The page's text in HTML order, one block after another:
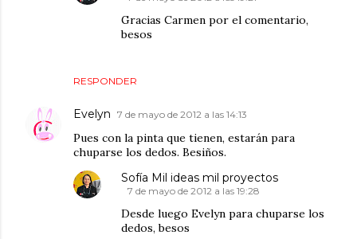
RESPONDER
Gracias Carmen por el comentario,
besos
Evelyn 7 de mayo de 2012 a las 14:13
Pues con la pinta que tienen, estarán para
chuparse los dedos. Besiños.
Sofía Mil ideas mil proyectos
7 de mayo de 2012 a las 19:28
Desde luego Evelyn para chuparse los
dedos, besos